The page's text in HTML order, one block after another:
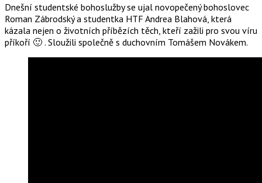
Dnešní studentské bohoslužby se ujal novopečený bohoslovec
Roman Zábrodský a studentka HTF Andrea Blahová, která
kázala nejen o životních příbězích těch, kteří zažili pro svou víru
příkoří 🙂 . Sloužili společně s duchovním Tomášem Novákem.